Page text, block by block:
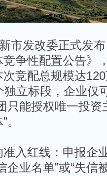
市发改委正式发
争性配置公告》
竞配总规模达
独立标段，企业仅
只能授权唯一投资
入红线：申报企
企业名单”或“失信